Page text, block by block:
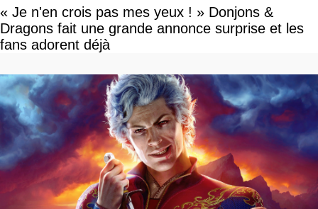
« Je n'en crois pas mes yeux ! » Donjons &
Dragons fait une grande annonce surprise et les
fans adorent déjà